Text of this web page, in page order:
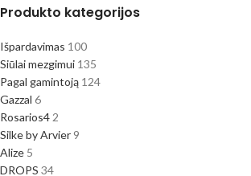
Produkto kategorijos
Išpardavimas 100
Siūlai mezgimui 135
Pagal gamintoją 124
Gazzal 6
Rosarios4 2
Silke by Arvier 9
Alize 5
DROPS 34